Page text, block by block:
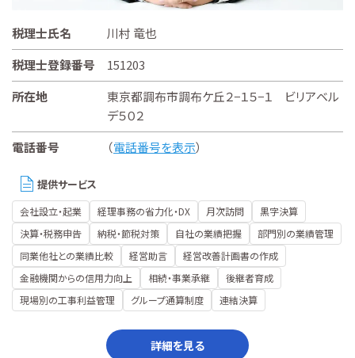
税理士氏名
川村 竜也
税理士登録番号
151203
所在地
東京都調布市調布ケ丘２−１５−１ ビリアベル
デ５０２
電話番号
（電話番号を表示）
提供サービス
会社設立・起業 経理事務の省力化・DX 月次訪問
黒字決算
決算・税務申告
納税・節税対策 自社の業績把握
部門別の業績管理
同業他社との業績比較
経営助言
経営改善計画書の作成
金融機関からの信用力向上
相続・事業承継
後継者育成
現場別の工事利益管理
グループ通算制度 連結決算
詳細を見る